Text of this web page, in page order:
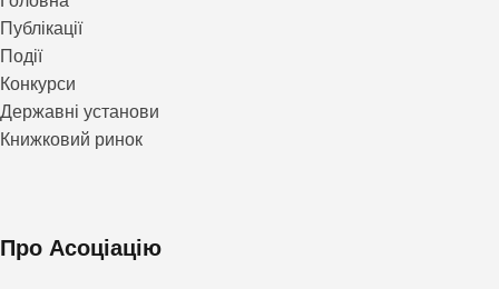
Публікації
Події
Конкурси
Державні установи
Книжковий ринок
Про Асоціацію